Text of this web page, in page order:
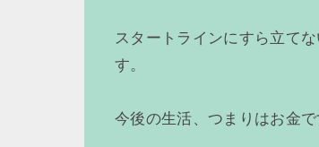
スタートラインにすら立て
す。
今後の生活、つまりはお金